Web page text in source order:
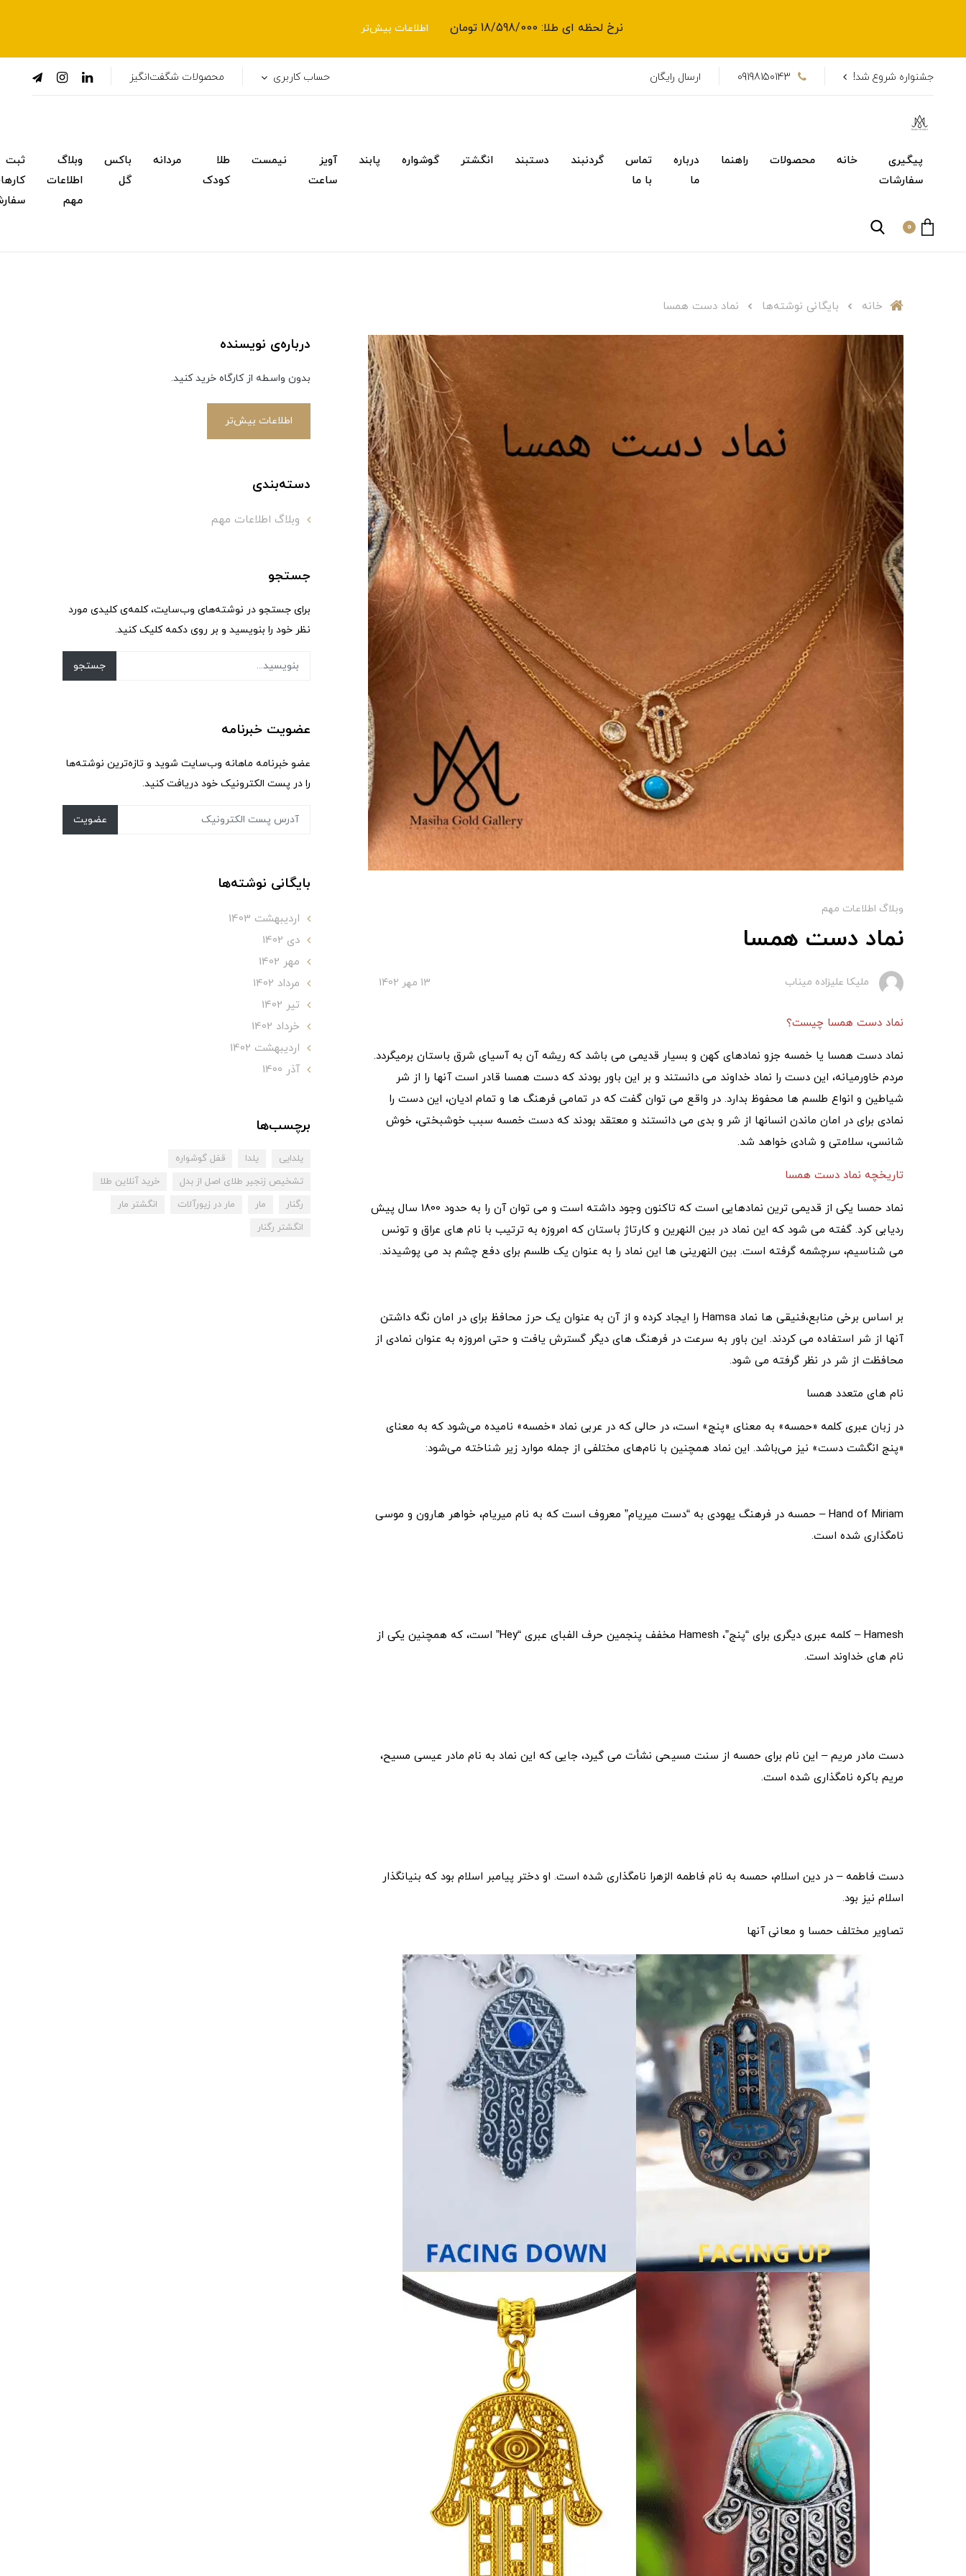
نرخ لحظه ای طلا: 18/598/000 تومان اطلاعات بیش‌تر
جشنواره شروع شد! 09198150143 ارسال رایگان حساب کاربری محصولات شگفت‌انگیز
پیگیری
سفارشات
خانه محصولات راهنما
درباره
ما
تماس
با ما
گردنبند دستبند انگشتر گوشواره پابند
آویز
ساعت
نیمست
طلا
کودک
مردانه
باکس
گل
وبلاگ
اطلاعات
مهم
ثبت
0
خانه بایگانی نوشته‌ها نماد دست همسا
وبلاگ اطلاعات مهم
نماد دست همسا
ملیکا علیزاده میناب 13 مهر 1402
نماد دست همسا چیست؟
نماد دست همسا یا خمسه جزو نمادهای کهن و بسیار قدیمی می باشد که ریشه آن به آسیای شرق باستان برمیگردد.
مردم خاورمیانه، این دست را نماد خداوند می دانستند و بر این باور بودند که دست همسا قادر است آنها را از شر
شیاطین و انواع طلسم ها محفوظ بدارد. در واقع می توان گفت که در تمامی فرهنگ ها و تمام ادیان، این دست را
نمادی برای در امان ماندن انسانها از شر و بدی می دانستند و معتقد بودند که دست خمسه سبب خوشبختی، خوش
شانسی، سلامتی و شادی خواهد شد.
تاریخچه نماد دست همسا
نماد حمسا یکی از قدیمی ترین نمادهایی است که تاکنون وجود داشته است و می توان آن را به حدود 1800 سال پیش
ردیابی کرد. گفته می شود که این نماد در بین النهرین و کارتاژ باستان که امروزه به ترتیب با نام های عراق و تونس
می شناسیم، سرچشمه گرفته است. بین النهرینی ها این نماد را به عنوان یک طلسم برای دفع چشم بد می پوشیدند.
بر اساس برخی منابع،فنیقی ها نماد Hamsa را ایجاد کرده و از آن به عنوان یک حرز محافظ برای در امان نگه داشتن
آنها از شر استفاده می کردند. این باور به سرعت در فرهنگ های دیگر گسترش یافت و حتی امروزه به عنوان نمادی از
محافظت از شر در نظر گرفته می شود.
نام های متعدد همسا
در زبان عبری کلمه «حمسه» به معنای «پنج» است، در حالی که در عربی نماد «خمسه» نامیده می‌شود که به معنای
«پنج انگشت دست» نیز می‌باشد. این نماد همچنین با نام‌های مختلفی از جمله موارد زیر شناخته می‌شود:
Hand of Miriam – حمسه در فرهنگ یهودی به “دست میریام” معروف است که به نام میریام، خواهر هارون و موسی
نامگذاری شده است.
Hamesh – کلمه عبری دیگری برای “پنج”، Hamesh مخفف پنجمین حرف الفبای عبری “Hey” است، که همچنین یکی از
نام های خداوند است.
دست مادر مریم – این نام برای حمسه از سنت مسیحی نشأت می گیرد، جایی که این نماد به نام مادر عیسی مسیح،
مریم باکره نامگذاری شده است.
دست فاطمه – در دین اسلام، حمسه به نام فاطمه الزهرا نامگذاری شده است. او دختر پیامبر اسلام بود که بنیانگذار
اسلام نیز بود.
تصاویر مختلف حمسا و معانی آنها
درباره‌ی نویسنده
بدون واسطه از کارگاه خرید کنید.
اطلاعات بیش‌تر
دسته‌بندی
وبلاگ اطلاعات مهم
جستجو
برای جستجو در نوشته‌های وب‌سایت، کلمه‌ی کلیدی مورد
نظر خود را بنویسید و بر روی دکمه کلیک کنید.
جستجو
عضویت خبرنامه
عضو خبرنامه ماهانه وب‌سایت شوید و تازه‌ترین نوشته‌ها
را در پست الکترونیک خود دریافت کنید.
عضویت
بایگانی نوشته‌ها
ارديبهشت 1403
دی 1402
مهر 1402
مرداد 1402
تير 1402
خرداد 1402
ارديبهشت 1402
آذر 1400
برچسب‌ها
یلدایی یلدا
قفل گوشواره
تشخیص زنجیر طلای اصل از بدل
خرید آنلاین طلا
رگنار
مار مار در زیورآلات
انگشتر مار
انگشتر رگنار